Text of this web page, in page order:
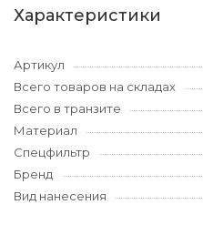
Характеристики
Артикул
Всего товаров на складах
Всего в транзите
Материал
Спецфильтр
Бренд
Вид нанесения